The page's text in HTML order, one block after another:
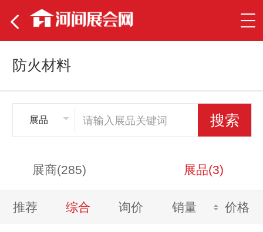
防火材料
展品
展商(285) 展品(3)
推荐 综合 询价 销量 价格